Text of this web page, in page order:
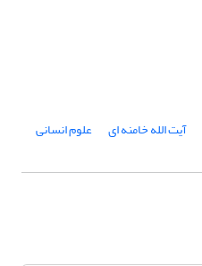
آیت الله خامنه ای علوم انسانی